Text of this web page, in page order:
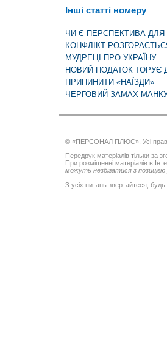
Інші статті номеру
ЧИ Є ПЕРСПЕКТИВА ДЛЯ
КОНФЛІКТ
МУДРЕЦІ ПРО УКРАЇНУ
НОВИЙ ПОДАТОК ТОРУЄ
ПРИПИНИТИ «НАЇЗДИ»
ЧЕРГОВИЙ ЗАМАХ
© «ПЕРСОНАЛ ПЛЮС». Усі
Передрук матеріалів тільки за
При розміщенні матеріалів в
можуть незбігатися з позицією
З усіх питань звертайтеся, будь